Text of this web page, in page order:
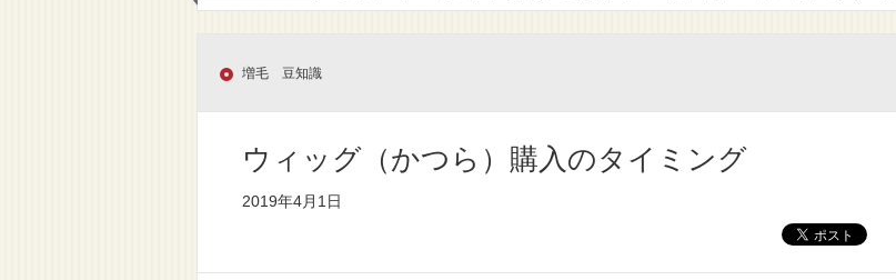
増毛 豆知識
ウィッグ（かつら）購入のタイミング
2019年4月1日